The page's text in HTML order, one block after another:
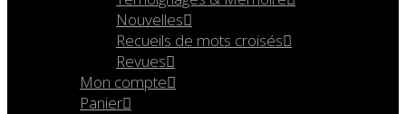
Nouvelles
Recueils de mots croisés
Revues
Mon compte
Panier